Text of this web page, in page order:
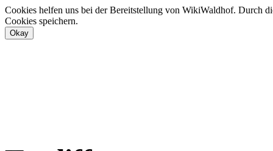
Cookies helfen uns bei der Bereitstellung von WikiWaldhof. Durch
Cookies speichern.